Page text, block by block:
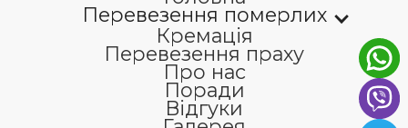
Перевезення померлих
Кремація
Перевезення праху
Про нас
Поради
Відгуки